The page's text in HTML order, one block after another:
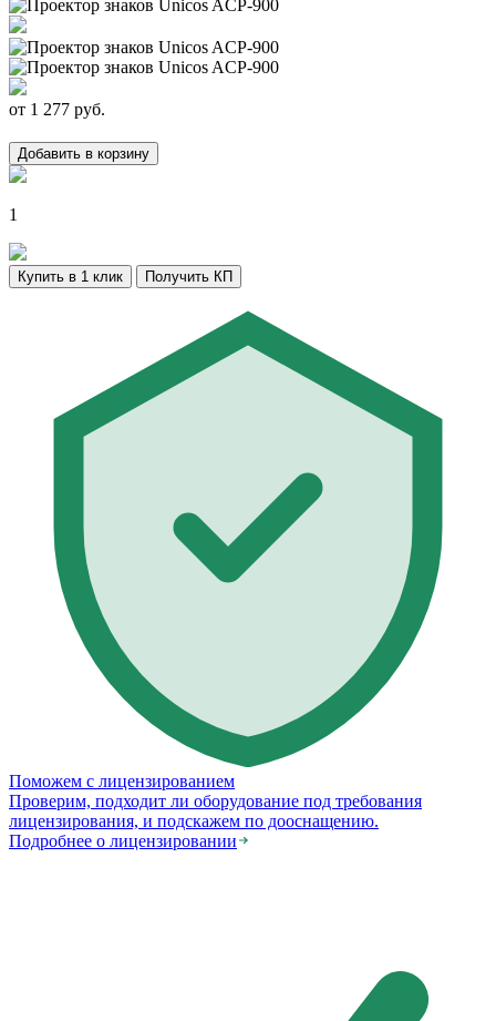
от 1 277 руб.
Добавить в корзину
1
Купить в 1 клик Получить КП
Поможем с лицензированием
Проверим, подходит ли оборудование под требования
лицензирования, и подскажем по дооснащению.
Подробнее о лицензировании